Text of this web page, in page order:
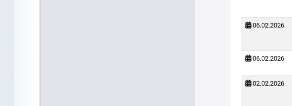
06.02.2026
06.02.2026
02.02.2026